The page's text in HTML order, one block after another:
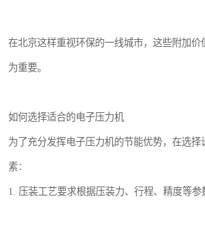
在北京这样重视环保的一线城市，这些附加价
为重要。
如何选择适合的电子压力机
为了充分发挥电子压力机的节能优势，在选择
素：
1. 压装工艺要求根据压装力、行程、精度等参